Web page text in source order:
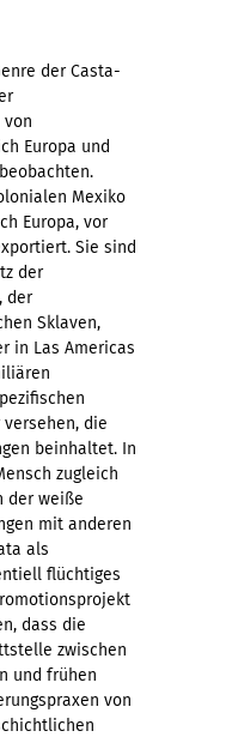
der Casta-
Europa und
Mexiko
Europa, vor
Sie sind
der
der
Sklaven,
in Las Americas
die
beinhaltet. In
zugleich
der weiße
mit anderen
als
flüchtiges
dass die
zwischen
und frühen
von